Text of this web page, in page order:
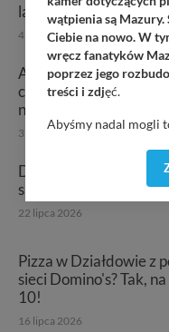
lata
4 sierpnia 2026
Auto do firmy – kupić,
czy wynająć? Przegląd
najpopularniejszych
3 sierpnia 2026
Dlaczego kursy
spadają? Najczęstsze
22 lipca 2026
Pizza w Działdowie z
sieci Domino's? Tak,
10!
16 lipca 2026
wątpienia są
Ciebie na nowo. W
wręcz fanatyków
poprzez jego
treści i zdjęć.
Abyśmy nadal mogli
dostosować do
pliki cookies) będą
wyszukania,
priorytetowe, bez
zmieniać zakresu
nas bezpieczne, jeśli
intencji, zawsze
informacji uzyskach w